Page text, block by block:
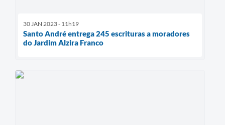
30 JAN 2023 - 11h19
Santo André entrega 245 escrituras a moradores
do Jardim Alzira Franco